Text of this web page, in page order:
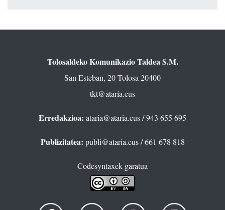
Tolosaldeko Komunikazio Taldea S.M.
San Esteban, 20 Tolosa 20400
tkt@ataria.eus
Erredakzioa: ataria@ataria.eus/ 943 655 695
Publizitatea: publi@ataria.eus/ 661 678 818
Codesyntaxek garatua